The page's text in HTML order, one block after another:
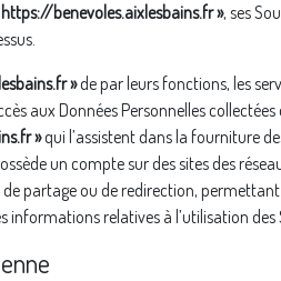
https://benevoles.aixlesbains.fr », ses
»de par leurs fonctions, les
aux Données Personnelles collectées
»qui l’assistent dans la fourniture
un compte sur des sites des
partage ou de redirection,
relatives à l’utilisation des